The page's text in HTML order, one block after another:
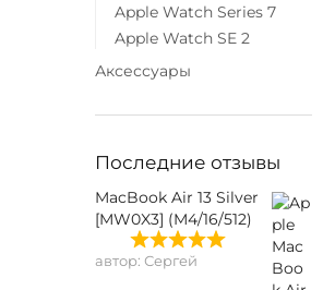
Apple Watch Series 7
Apple Watch SE 2
Аксессуары
Последние отзывы
MacBook Air 13 Silver
[MW0X3] (M4/16/512)
автор: Сергей